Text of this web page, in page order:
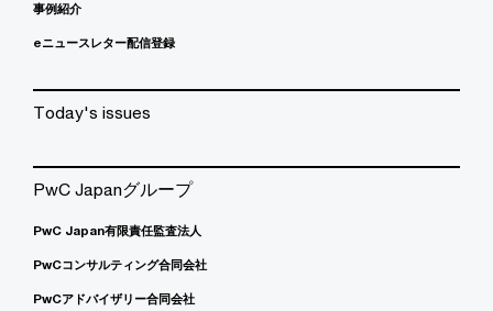
事例紹介
eニュースレター配信登録
Today's issues
PwC Japanグループ
PwC Japan有限責任監査法人
PwCコンサルティング合同会社
PwCアドバイザリー合同会社